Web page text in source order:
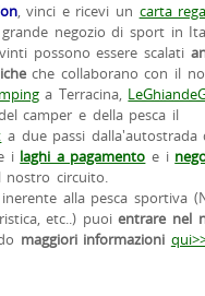
, vinci e ricevi un carta
negozio di sport in
possono essere scalati
che collaborano con il
a Terracina,
camper e della pesca il
a due passi dalla'autostrada
i laghi a pagamento e i
nostro circuito.
alla pesca sportiva
etc..) puoientrare nel
maggiori informazioni